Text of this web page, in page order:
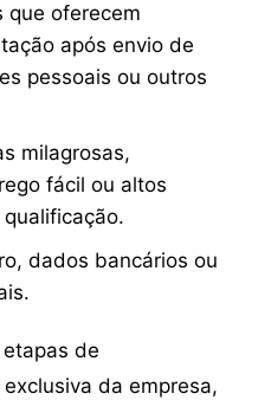
que oferecem
após envio de
pessoais ou outros
milagrosas,
fácil ou altos
dados bancários ou
de
da empresa,